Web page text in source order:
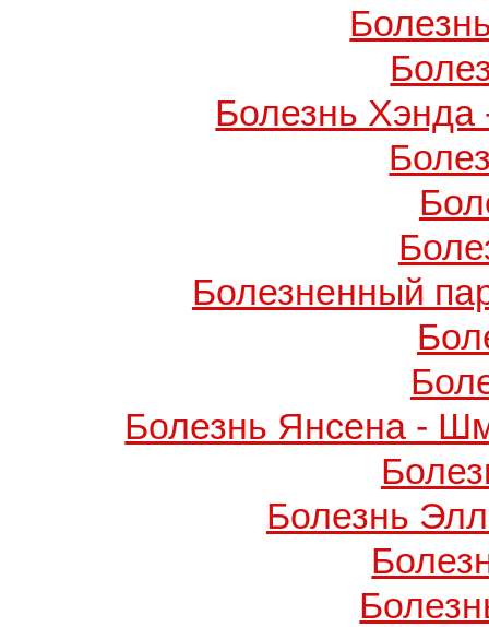
Болезнь
Болезненный
Болезнь Янсена -
Болезнь